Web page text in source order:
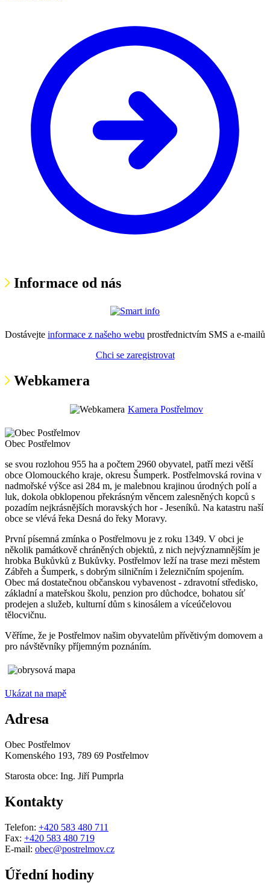
Informace od nás
Dostávejte informace z našeho webu prostřednictvím SMS a e-mailů
Chci se zaregistrovat
Webkamera
Kamera Postřelmov
Obec Postřelmov
se svou rozlohou 955 ha a počtem 2960 obyvatel, patří mezi větší
obce Olomouckého kraje, okresu Šumperk. Postřelmovská rovina v
nadmořské výšce asi 284 m, je malebnou krajinou úrodných polí a
luk, dokola obklopenou překrásným věncem zalesněných kopců s
pozadím nejkrásnějších moravských hor - Jeseníků. Na katastru naší
obce se vlévá řeka Desná do řeky Moravy.
První písemná zmínka o Postřelmovu je z roku 1349. V obci je
několik památkově chráněných objektů, z nich nejvýznamnějším je
hrobka Bukůvků z Bukůvky. Postřelmov leží na trase mezi městem
Zábřeh a Šumperk, s dobrým silničním i železničním spojením.
Obec má dostatečnou občanskou vybavenost - zdravotní středisko,
základní a mateřskou školu, penzion pro důchodce, bohatou síť
prodejen a služeb, kulturní dům s kinosálem a víceúčelovou
tělocvičnu.
Věříme, že je Postřelmov našim obyvatelům přívětivým domovem a
pro návštěvníky příjemným poznáním.
Ukázat na mapě
Adresa
Obec Postřelmov
Komenského 193, 789 69 Postřelmov
Starosta obce: Ing. Jiří Pumprla
Kontakty
Telefon: +420 583 480 711
Fax: +420 583 480 719
E-mail: obec@postrelmov.cz
Úřední hodiny